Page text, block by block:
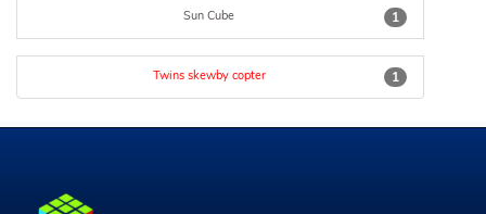
1
Sun Cube
1
Twins skewby copter